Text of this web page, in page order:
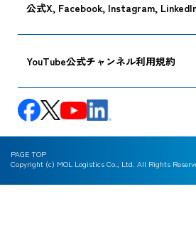
公式X, Facebook, Instagram,
YouTube公式チャンネル利用規約
Copyright (c) MOL Logistics Co., Ltd. All Rights
PAGE TOP